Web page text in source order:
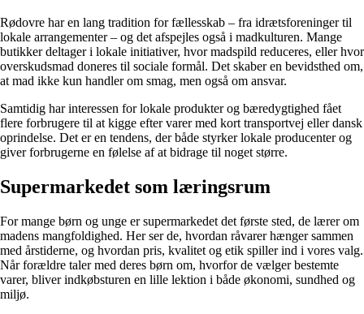
Rødovre har en lang tradition for fællesskab – fra idrætsforeninger til
lokale arrangementer – og det afspejles også i madkulturen. Mange
butikker deltager i lokale initiativer, hvor madspild reduceres, eller hvor
overskudsmad doneres til sociale formål. Det skaber en bevidsthed om,
at mad ikke kun handler om smag, men også om ansvar.
Samtidig har interessen for lokale produkter og bæredygtighed fået
flere forbrugere til at kigge efter varer med kort transportvej eller dansk
oprindelse. Det er en tendens, der både styrker lokale producenter og
giver forbrugerne en følelse af at bidrage til noget større.
Supermarkedet som læringsrum
For mange børn og unge er supermarkedet det første sted, de lærer om
madens mangfoldighed. Her ser de, hvordan råvarer hænger sammen
med årstiderne, og hvordan pris, kvalitet og etik spiller ind i vores valg.
Når forældre taler med deres børn om, hvorfor de vælger bestemte
varer, bliver indkøbsturen en lille lektion i både økonomi, sundhed og
miljø.